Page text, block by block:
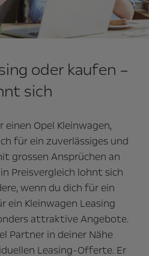
oder kaufen –
sich
Opel Kleinwagen,
für ein zuverlässiges und
grossen Ansprüchen an
Preisvergleich lohnt sich
wenn du dich für ein
ein Kleinwagen Leasing
attraktive Angebote.
Partner in deiner Nähe
Leasing-Offerte. Er